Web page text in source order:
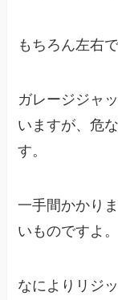
もちろん左右で
ガレージジャ
いますが、危
す。
一手間かかり
いものですよ。
なによりリジ